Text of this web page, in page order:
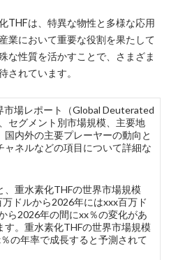
THFは、特異な物性と多様な応用
業において重要な役割を果たして
な性質を活かすことで、さまざま
されています。
市場レポート（Global Deuterated
セグメント別市場規模、主要地
国内外の主要プレーヤーの動向と
ャネルなどの項目について詳細な
、重水素化THFの世界市場規模
ドルから2026年にはxxx百万ド
ら2026年の間にxx％の変化があ
す。重水素化THFの世界市場規模
の年率で成長すると予測されて